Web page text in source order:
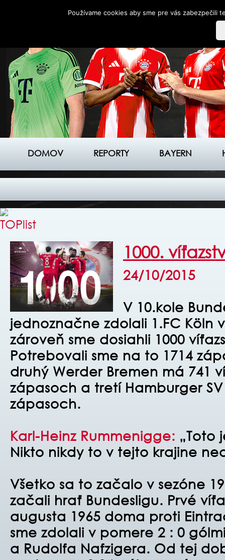
DOMOV REPORTY BAYERN
1000.
24/10/2015
V 10.kole
jednoznačne zdolali 1.FC Köln
zároveň sme dosiahli 1000
Potrebovali sme na to 1714
druhý Werder Bremen má 741
zápasoch a tretí Hamburger SV
zápasoch.
Karl-Heinz Rummenigge: „Toto
Nikto nikdy to v tejto krajine
Všetko sa to začalo v sezóne
začali hrať Bundesligu. Prvé
augusta 1965 doma proti
sme zdolali v pomere 2 : 0
a Rudolfa Nafzigera. Od tej
Používame cookies aby sme pre vás zabezpečili